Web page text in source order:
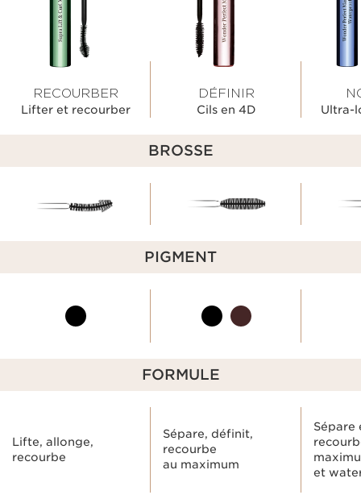
RECOURBER
Lifter et recourber
DÉFINIR
Cils en 4D
Ultra-
BROSSE
PIGMENT
FORMULE
Lifte, allonge,
recourbe
Sépare, définit,
recourbe
au maximum
Sépare
et